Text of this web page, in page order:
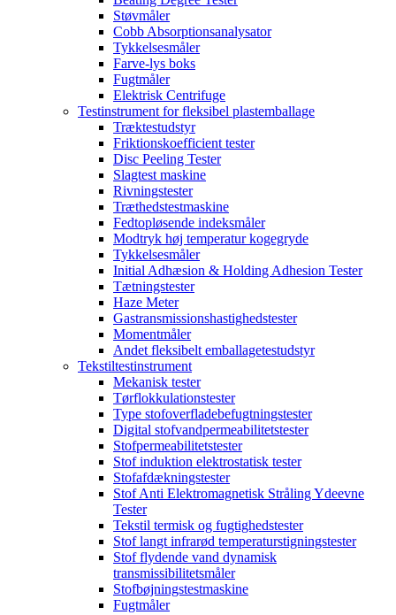
Støvmåler
Cobb Absorptionsanalysator
Tykkelsesmåler
Farve-lys boks
Fugtmåler
Elektrisk Centrifuge
Testinstrument for fleksibel plastemballage
Træktestudstyr
Friktionskoefficient tester
Disc Peeling Tester
Slagtest maskine
Rivningstester
Træthedstestmaskine
Fedtopløsende indeksmåler
Modtryk høj temperatur kogegryde
Tykkelsesmåler
Initial Adhæsion & Holding Adhesion Tester
Tætningstester
Haze Meter
Gastransmissionshastighedstester
Momentmåler
Andet fleksibelt emballagetestudstyr
Tekstiltestinstrument
Mekanisk tester
Tørflokkulationstester
Type stofoverfladebefugtningstester
Digital stofvandpermeabilitetstester
Stofpermeabilitetstester
Stof induktion elektrostatisk tester
Stofafdækningstester
Stof Anti Elektromagnetisk Stråling Ydeevne
Tester
Tekstil termisk og fugtighedstester
Stof langt infrarød temperaturstigningstester
Stof flydende vand dynamisk
transmissibilitetsmåler
Stofbøjningstestmaskine
Fugtmåler